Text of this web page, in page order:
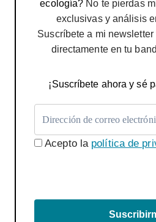
ecología? No te pierdas
exclusivas y análisis
Suscríbete a mi
directamente en tu
¡Suscríbete ahora y sé
Acepto la política de